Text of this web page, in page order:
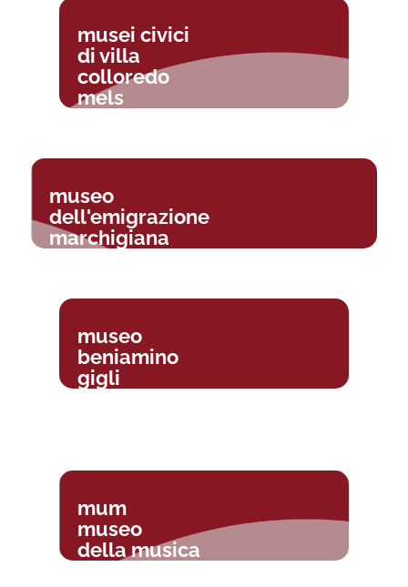
musei civici
di villa
colloredo
mels
museo
dell'emigrazione
marchigiana
museo
beniamino
gigli
mum
museo
della musica